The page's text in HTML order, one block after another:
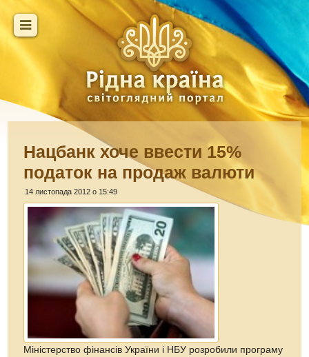
Нацбанк хоче ввести 15%
податок на продаж валюти
14 листопада 2012 о 15:49
Міністерство фінансів України і НБУ розробили програму